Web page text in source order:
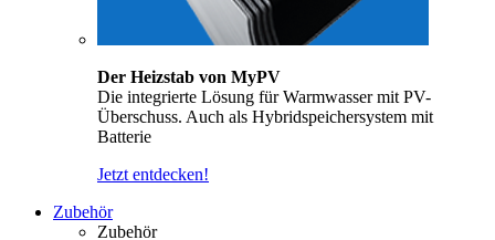
Der Heizstab von MyPV
Die integrierte Lösung für Warmwasser mit PV-
Überschuss. Auch als Hybridspeichersystem mit
Batterie
Jetzt entdecken!
Zubehör
Zubehör